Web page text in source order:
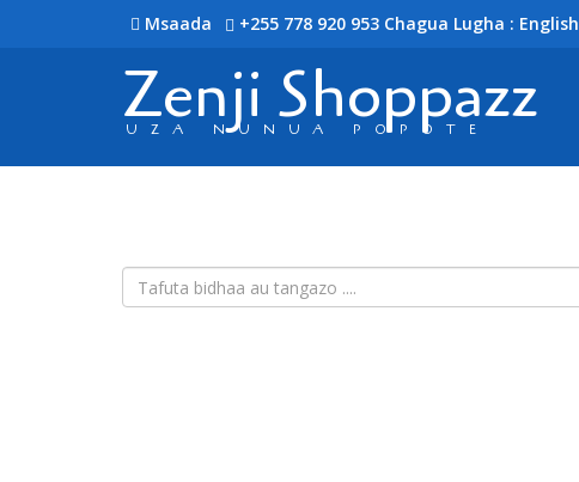
Msaada +255 778 920 953 Chagua Lugha : English
Zenji Shoppazz
UZA NUNUA POPOTE